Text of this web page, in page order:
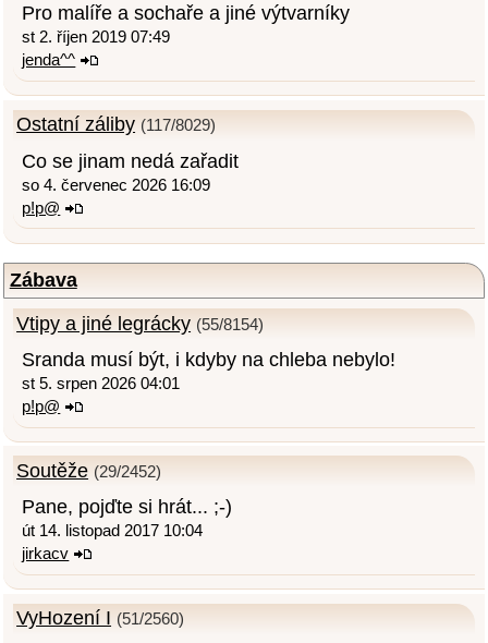
Pro malíře a sochaře a jiné výtvarníky
st 2. říjen 2019 07:49
jenda^^
Ostatní záliby (117/8029)
Co se jinam nedá zařadit
so 4. červenec 2026 16:09
p!p@
Zábava
Vtipy a jiné legrácky (55/8154)
Sranda musí být, i kdyby na chleba nebylo!
st 5. srpen 2026 04:01
p!p@
Soutěže (29/2452)
Pane, pojďte si hrát... ;-)
út 14. listopad 2017 10:04
jirkacv
VyHození I (51/2560)